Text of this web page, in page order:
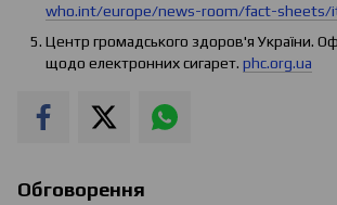
who.int/europe/news-room/fact-sheets/
Центр громадського здоров'я України.
щодо електронних сигарет. phc.org.ua
Обговорення